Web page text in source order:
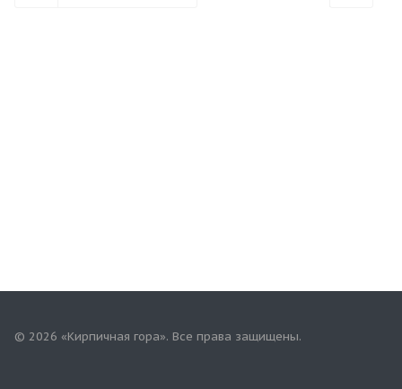
© 2026 «Кирпичная гора». Все права защищены.